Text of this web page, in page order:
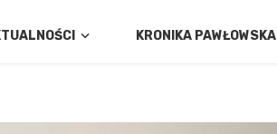
KRONIKA PAWŁOWSKA